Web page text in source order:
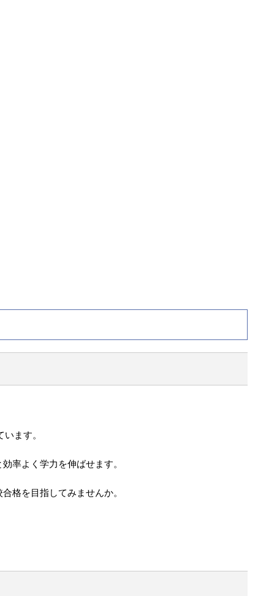
ます。
率よく学力を伸ばせます。
格を目指してみませんか。